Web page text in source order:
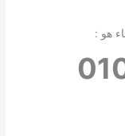
هو :